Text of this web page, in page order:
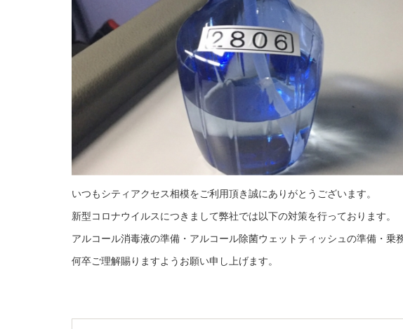
いつもシティアクセス相模をご利用頂き誠にありがとうございます。
新型コロナウイルスにつきまして弊社では以下の対策を行っております。
アルコール消毒液の準備・アルコール除菌ウェットティッシュの準備・
何卒ご理解賜りますようお願い申し上げます。